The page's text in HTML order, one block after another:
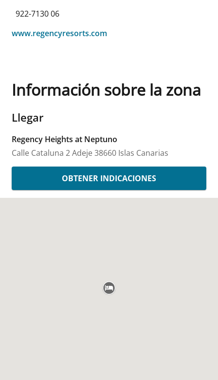
922-7130 06
www.regencyresorts.com
Información sobre la zona
Llegar
Regency Heights at Neptuno
Calle Cataluna 2Adeje 38660 Islas Canarias
OBTENER INDICACIONES